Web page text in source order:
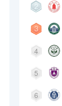
4
5
6